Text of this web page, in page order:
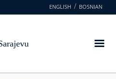
ENGLISH BOSNIAN